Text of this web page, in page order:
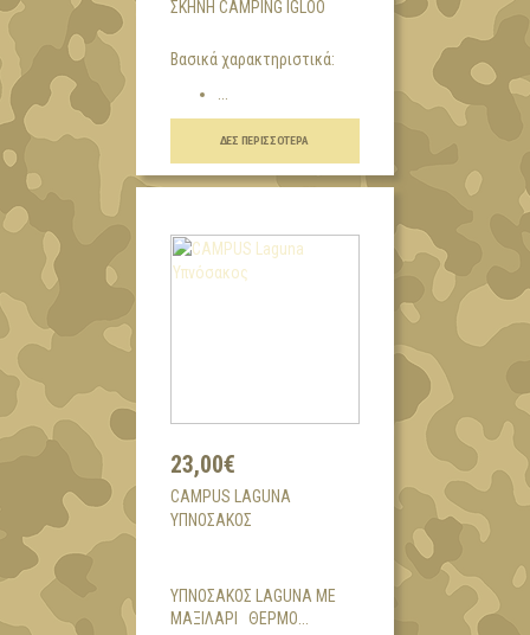
ΣΚΗΝΉ CAMPING IGLOO
Βασικά χαρακτηριστικά:
ΔΕΣ ΠΕΡΙΣΣΌΤΕΡΑ
23,00€
CAMPUS LAGUNA
ΥΠΝΌΣΑΚΟΣ
ΥΠΝΟΣΑΚΟΣ LAGUNA ΜΕ
ΜΑΞΙΛΑΡΙ ΘΕΡΜΟ...